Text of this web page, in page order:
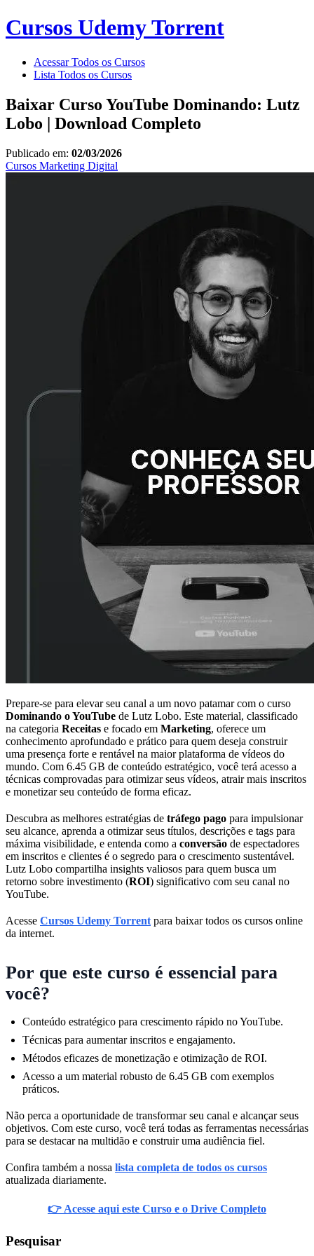
Cursos Udemy Torrent
Acessar Todos os Cursos
Lista Todos os Cursos
Baixar Curso YouTube Dominando: Lutz
Lobo | Download Completo
Publicado em: 02/03/2026
Cursos Marketing Digital
Prepare-se para elevar seu canal a um novo patamar com o curso
Dominando o YouTube de Lutz Lobo. Este material, classificado
na categoria Receitas e focado em Marketing, oferece um
conhecimento aprofundado e prático para quem deseja construir
uma presença forte e rentável na maior plataforma de vídeos do
mundo. Com 6.45 GB de conteúdo estratégico, você terá acesso a
técnicas comprovadas para otimizar seus vídeos, atrair mais inscritos
e monetizar seu conteúdo de forma eficaz.
Descubra as melhores estratégias de tráfego pago para impulsionar
seu alcance, aprenda a otimizar seus títulos, descrições e tags para
máxima visibilidade, e entenda como a conversão de espectadores
em inscritos e clientes é o segredo para o crescimento sustentável.
Lutz Lobo compartilha insights valiosos para quem busca um
retorno sobre investimento (ROI) significativo com seu canal no
YouTube.
Acesse Cursos Udemy Torrent para baixar todos os cursos online
da internet.
Por que este curso é essencial para
você?
Conteúdo estratégico para crescimento rápido no YouTube.
Técnicas para aumentar inscritos e engajamento.
Métodos eficazes de monetização e otimização de ROI.
Acesso a um material robusto de 6.45 GB com exemplos
práticos.
Não perca a oportunidade de transformar seu canal e alcançar seus
objetivos. Com este curso, você terá todas as ferramentas necessárias
para se destacar na multidão e construir uma audiência fiel.
Confira também a nossa lista completa de todos os cursos
atualizada diariamente.
👉 Acesse aqui este Curso e o Drive Completo
Pesquisar